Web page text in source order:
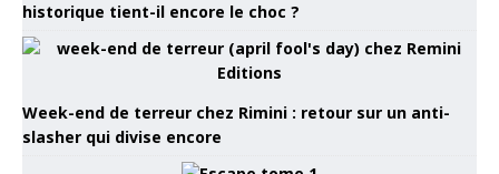
historique tient-il encore le choc ?
Week-end de terreur chez Rimini : retour sur un anti-
slasher qui divise encore